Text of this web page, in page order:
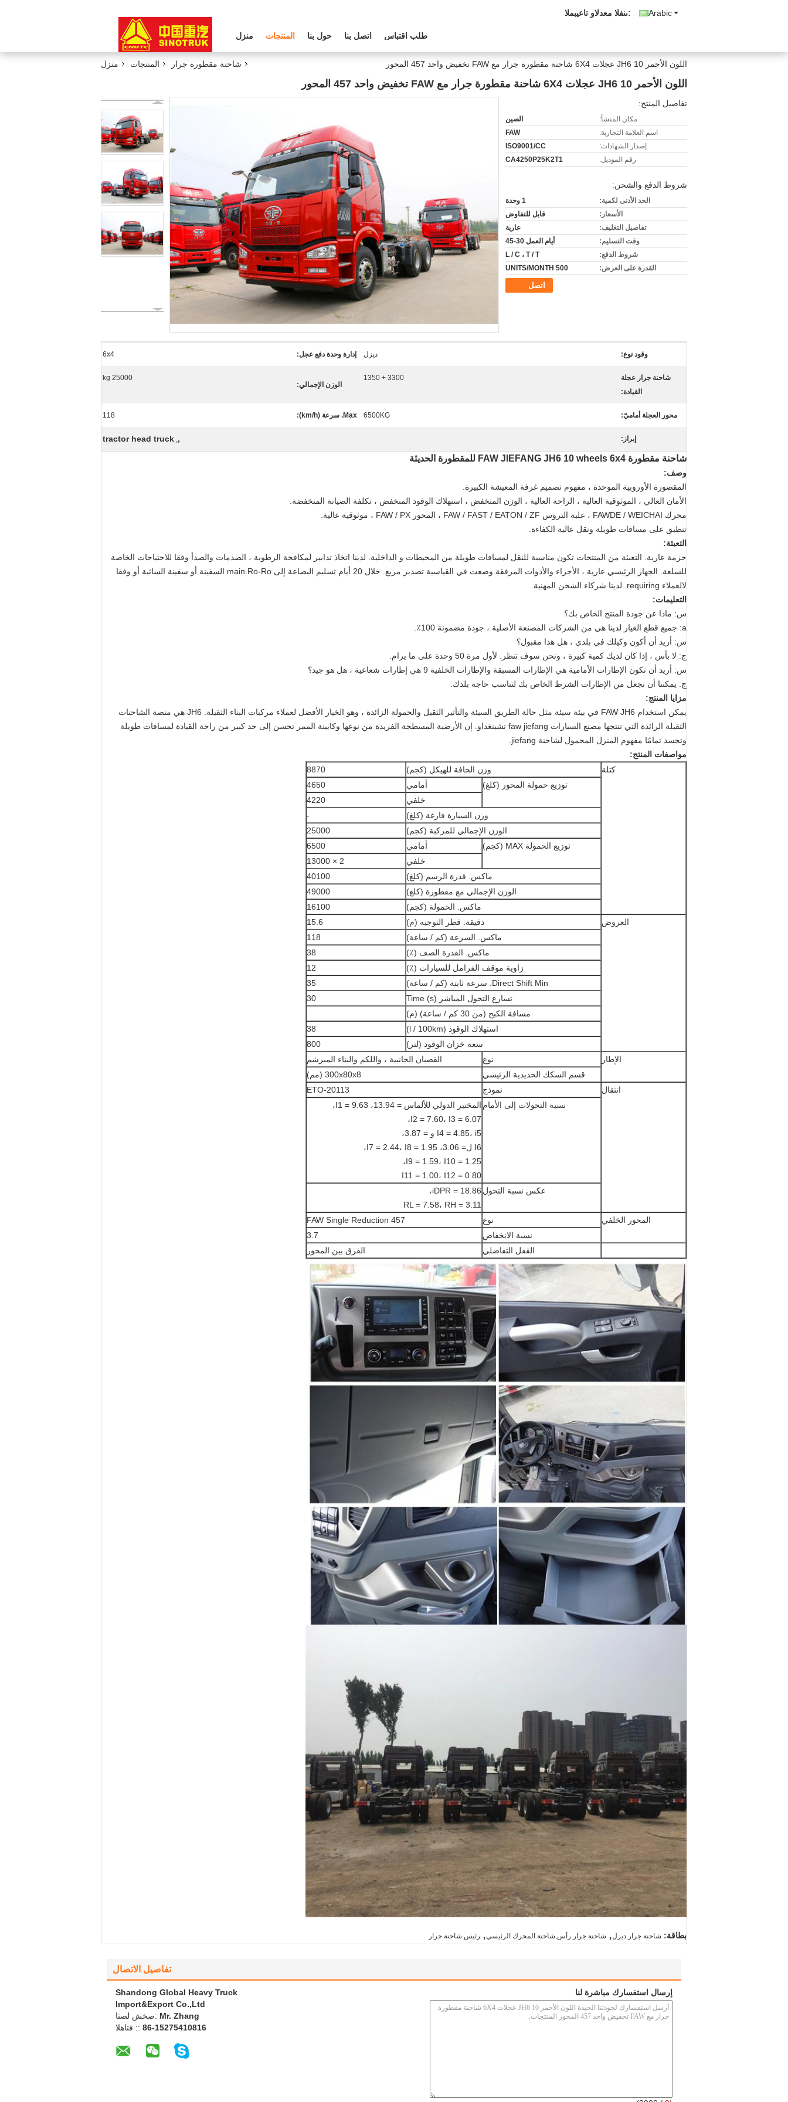
Arabic المبيعات والدعم الفنى:
منزل المنتجات حول بنا اتصل بنا طلب اقتباس
منزل المنتجات شاحنة مقطورة جرار اللون الأحمر JH6 ​​10 عجلات 6X4 شاحنة مقطورة جرار مع FAW تخفيض واحد 457 المحور
اللون الأحمر JH6 ​​10 عجلات 6X4 شاحنة مقطورة جرار مع FAW تخفيض واحد 457 المحور
تفاصيل المنتج:
مكان المنشأ:
الصين
اسم العلامة التجارية:
FAW
إصدار الشهادات:
ISO9001/CC
رقم الموديل:
CA4250P25K2T1
شروط الدفع والشحن:
الحد الأدنى لكمية:
1 وحدة
الأسعار:
قابل للتفاوض
تفاصيل التغليف:
عارية
وقت التسليم:
أيام العمل 30-45
شروط الدفع:
L / C ، T / T
القدرة على العرض:
500 UNITS/MONTH
اتصل
وقود نوع: ديزل إدارة وحدة دفع عجل: 6x4
شاحنة جرار عجلة
القيادة:
3300 + 1350
الوزن الإجمالي:
25000 kg
محور العجلة أماميّ: 6500KG Max. سرعة (km/h): 118
إبراز: ,
,
tractor head truck
شاحنة مقطورة FAW JIEFANG JH6 10 wheels 6x4 للمقطورة الحديثة
وصف:
المقصورة الأوروبية الموحدة ، مفهوم تصميم غرفة المعيشة الكبيرة.
الأمان العالي ، الموثوقية العالية ، الراحة العالية ، الوزن المنخفض ، استهلاك الوقود المنخفض ، تكلفة الصيانة المنخفضة.
محرك FAWDE / WEICHAI ، علبة التروس FAW / FAST / EATON / ZF ، المحور FAW / PX ، موثوقية عالية.
تنطبق على مسافات طويلة ونقل عالية الكفاءة.
التعبئة:
حزمة عارية. التعبئة من المنتجات تكون مناسبة للنقل لمسافات طويلة من المحيطات و الداخلية. لدينا اتخاذ تدابير لمكافحة الرطوبة ، الصدمات والصدأ وفقا للاحتياجات الخاصة
للسلعة. الجهاز الرئيسي عارية ، الأجزاء والأدوات المرفقة وضعت في القياسية تصدير مربع. خلال 20 أيام تسليم البضاعة إلى main.Ro-Ro السفينة أو سفينة السائبة أو وفقا
لالعملاء requiring. لدينا شركاء الشحن المهنية.
التعليمات:
س: ماذا عن جودة المنتج الخاص بك؟
a: جميع قطع الغيار لدينا هي من الشركات المصنعة الأصلية ، جودة مضمونة 100٪.
س: أريد أن أكون وكيلك في بلدي ، هل هذا مقبول؟
ج: لا بأس ، إذا كان لديك كمية كبيرة ، ونحن سوف تنظر.
لأول مرة 50 وحدة على ما يرام.
س: أريد أن تكون الإطارات الأمامية هي الإطارات المسبقة والإطارات الخلفية 9 هي إطارات شعاعية ، هل هو جيد؟
ج: يمكننا أن نجعل من الإطارات الشرط الخاص بك لتناسب حاجة بلدك.
مزايا المنتج:
يمكن استخدام FAW JH6 في بيئة سيئة مثل حالة الطريق السيئة والتأثير الثقيل والحمولة الزائدة ، وهو الخيار الأفضل لعملاء مركبات البناء الثقيلة.
JH6 هي منصة الشاحنات
الثقيلة الرائدة التي تنتجها مصنع السيارات faw jiefang تشينغداو.
إن الأرضية المسطحة الفريدة من نوعها وكابينة الممر تحسن إلى حد كبير من راحة القيادة لمسافات طويلة
وتجسد تمامًا مفهوم المنزل المحمول لشاحنة jiefang.
مواصفات المنتج:
كتلة
وزن الحافة للهيكل (كجم)
8870
توزيع حمولة المحور (كلغ)
أمامي
4650
خلفي
4220
وزن السيارة فارغة (كلغ)
-
الوزن الإجمالي للمركبة (كجم)
25000
توزيع الحمولة MAX (كجم)
أمامي
6500
خلفي
2 × 13000
ماكس.
قدرة الرسم (كلغ)
40100
الوزن الإجمالي مع مقطورة (كلغ)
49000
ماكس.
الحمولة (كجم)
16100
العروض
دقيقة. قطر التوجيه (م)
15.6
ماكس.
السرعة (كم / ساعة)
118
ماكس.
القدرة الصف (٪)
38
زاوية موقف الفرامل للسيارات (٪)
12
Direct Shift Min.
سرعة ثابتة (كم / ساعة)
35
تسارع التحول المباشر Time (s)
30
مسافة الكبح (من 30 كم / ساعة) (م)
استهلاك الوقود (l / 100km)
38
سعة خزان الوقود (لتر)
800
الإطار
نوع
القضبان الجانبية ، واللكم والبناء المبرشم
قسم السكك الحديدية الرئيسي
300x80x8 (مم)
انتقال
نموذج
ETO-20113
نسبة التحولات إلى الأمام المختبر الدولي للألماس = 13.94، I1 = 9.63،
I2 = 7.60، I3 = 6.07،
I4 = 4.85، i5 و = 3.87،
I6 ل= 3.06، I7 = 2.44، I8 = 1.95،
I9 = 1.59، I10 = 1.25،
I11 = 1.00، I12 = 0.80
عكس نسبة التحول iDPR = 18.86،
RL = 7.58، RH = 3.11
المحور الخلفي
نوع
FAW Single Reduction 457
نسبة الانخفاض
3.7
القفل التفاضلي
الفرق بين المحور
بطاقة: شاحنة جرار ديزل, شاحنة جرار رأس,شاحنة المحرك الرئيسي, رئيس شاحنة جرار
تفاصيل الاتصال
Shandong Global Heavy Truck
Import&Export Co.,Ltd
اتصل شخص: Mr. Zhang
الهاتف :: 86-15275410816
إرسال استفسارك مباشرة لنا